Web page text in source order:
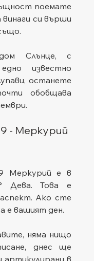
поемате
винаги си върши
Слънце, с
известно
останете
обобщава
- Меркурий
Меркурий е в
Дева. Това е
Ако сте
е вашият ден.
няма нищо
днес ще
артикулирани в